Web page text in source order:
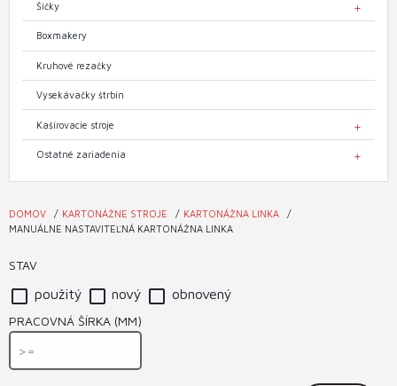
Nachádzate
tu
DOMOV KARTONÁŽNE STROJE
KARTONÁŽNA LINKA
MANUÁLNE NASTAVITEĽNÁ KARTONÁŽNA LINKA
STAV
použitý nový obnovený
PRACOVNÁ ŠÍRKA (MM)
Šičky
Boxmakery
Kruhové rezačky
Vysekávačky štrbín
Kašírovacie stroje
Ostatné zariadenia